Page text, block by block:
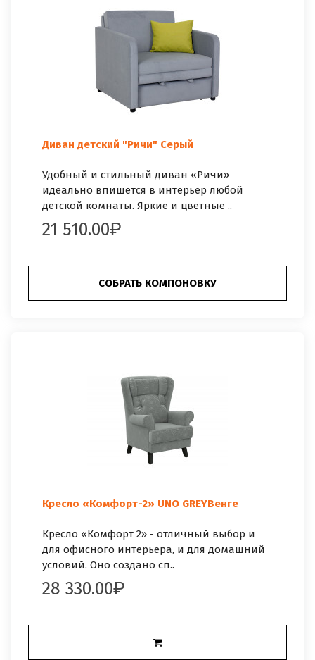
Диван детский "Ричи" Серый
Удобный и стильный диван «Ричи»
идеально впишется в интерьер любой
детской комнаты. Яркие и цветные ..
21 510.00
СОБРАТЬ КОМПОНОВКУ
Кресло «Комфорт-2» UNO GREYВенге
Кресло «Комфорт 2» - отличный выбор и
для офисного интерьера, и для домашний
условий. Оно создано сп..
28 330.00